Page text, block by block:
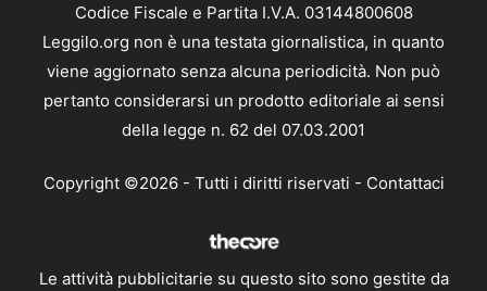
Codice Fiscale e Partita I.V.A. 03144800608
Leggilo.org non è una testata giornalistica, in quanto
viene aggiornato senza alcuna periodicità. Non può
pertanto considerarsi un prodotto editoriale ai sensi
della legge n. 62 del 07.03.2001
Copyright ©2026 - Tutti i diritti riservati - Contattaci
Le attività pubblicitarie su questo sito sono gestite da